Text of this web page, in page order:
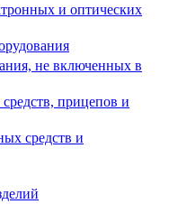
и оптических
не включенных в
прицепов и
средств и